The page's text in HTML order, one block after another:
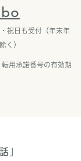
祝日も受付（年末年
く）
用承諾番号の有効期
」